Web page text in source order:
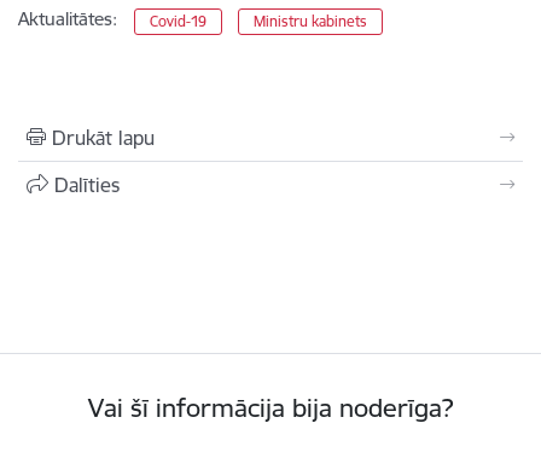
Aktualitātes: Covid-19 Ministru kabinets
Drukāt lapu
Dalīties
Vai šī informācija bija noderīga?